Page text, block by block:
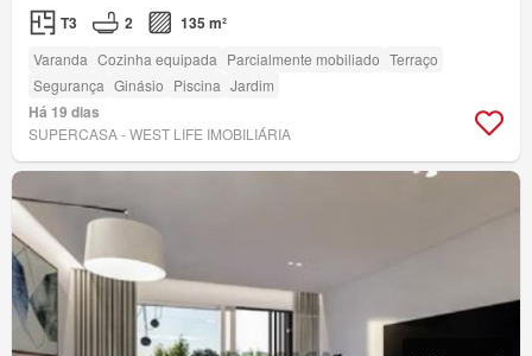
T3 2 135 m²
Varanda Cozinha equipada Parcialmente mobiliado Terraço
Segurança Ginásio Piscina Jardim
Há 19 dias
SUPERCASA - WEST LIFE IMOBILIÁRIA